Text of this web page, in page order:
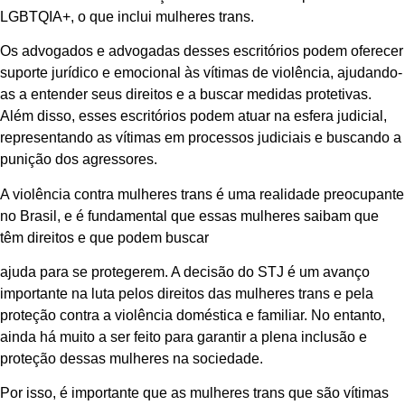
LGBTQIA+, o que inclui mulheres trans.
Os advogados e advogadas desses escritórios podem oferecer
suporte jurídico e emocional às vítimas de violência, ajudando-
as a entender seus direitos e a buscar medidas protetivas.
Além disso, esses escritórios podem atuar na esfera judicial,
representando as vítimas em processos judiciais e buscando a
punição dos agressores.
A violência contra mulheres trans é uma realidade preocupante
no Brasil, e é fundamental que essas mulheres saibam que
têm direitos e que podem buscar
ajuda para se protegerem. A decisão do STJ é um avanço
importante na luta pelos direitos das mulheres trans e pela
proteção contra a violência doméstica e familiar. No entanto,
ainda há muito a ser feito para garantir a plena inclusão e
proteção dessas mulheres na sociedade.
Por isso, é importante que as mulheres trans que são vítimas